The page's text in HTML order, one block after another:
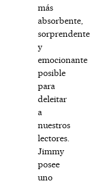
más
absorbente,
sorprendente
y
emocionante
posible
para
deleitar
a
nuestros
lectores.
Jimmy
posee
uno